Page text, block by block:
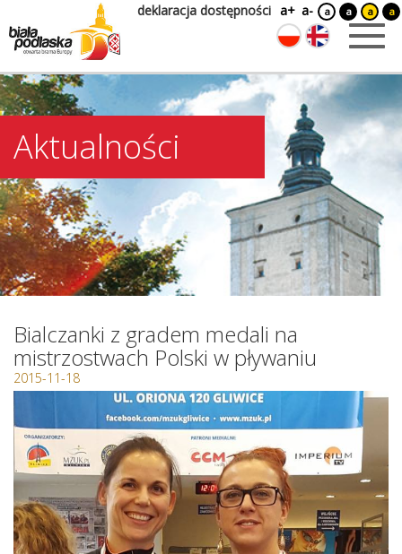
deklaracja dostępności a+ a- a a a a
Aktualności
Bialczanki z gradem medali na
mistrzostwach Polski w pływaniu
2015-11-18